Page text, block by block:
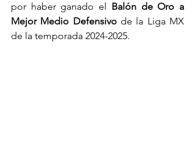
por haber ganado el Balón de Oro a
Mejor Medio Defensivo de la Liga MX
de la temporada 2024-2025.